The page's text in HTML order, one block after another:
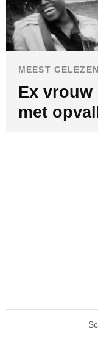
MEEST
Ex
met